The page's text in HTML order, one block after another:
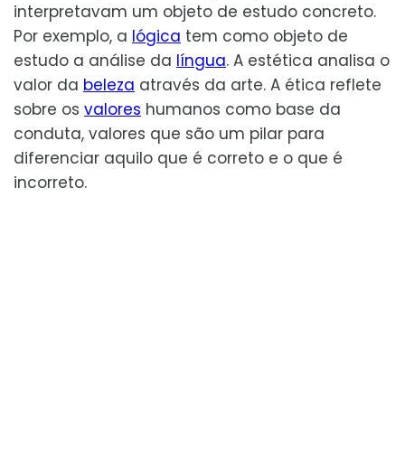
interpretavam um objeto de estudo concreto.
Por exemplo, a lógica tem como objeto de
estudo a análise da língua. A estética analisa o
valor da beleza através da arte. A ética reflete
sobre os valores humanos como base da
conduta, valores que são um pilar para
diferenciar aquilo que é correto e o que é
incorreto.